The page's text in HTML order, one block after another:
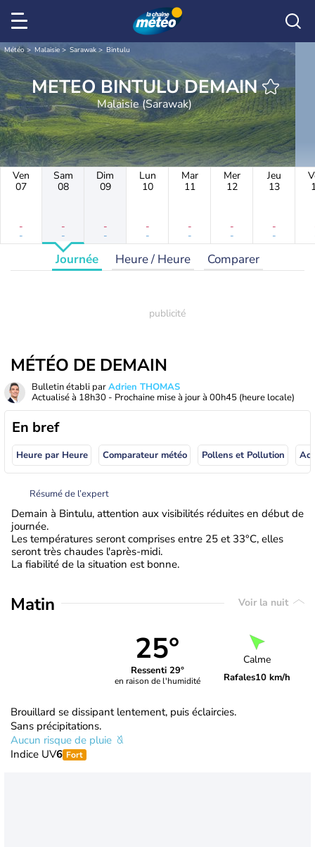
Météo Malaisie Sarawak Bintulu
METEO BINTULU DEMAIN
Malaisie (Sarawak)
Ven
07
-
-
Sam
08
-
-
Dim
09
-
-
Lun
10
-
-
Mar
11
-
-
Mer
12
-
-
Jeu
13
-
-
Journée Heure / Heure Comparer
MÉTÉO DE DEMAIN
Bulletin établi parAdrien THOMAS
Actualisé à 18h30 - Prochaine mise à jour à 00h45 (heure locale)
En bref
Heure par Heure Comparateur météo Pollens et Pollution
Résumé de l’expert
Demain à Bintulu, attention aux visibilités réduites en début de
journée.
Les températures seront comprises entre 25 et 33°C, elles
seront très chaudes l'après-midi.
La fiabilité de la situation est bonne.
Matin Voir la nuit
25°
Ressenti 29°
en raison de l'humidité
Calme
Rafales10 km/h
Brouillard se dissipant lentement, puis éclaircies.
Sans précipitations.
Aucun risque de pluie
Indice UV6 Fort